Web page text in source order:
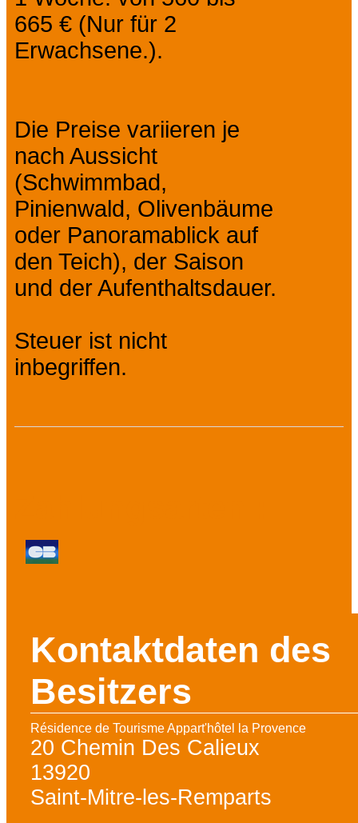
665 € (Nur für 2
Erwachsene.).
Die Preise variieren je
nach Aussicht
(Schwimmbad,
Pinienwald, Olivenbäume
oder Panoramablick auf
den Teich), der Saison
und der Aufenthaltsdauer.
Steuer ist nicht
inbegriffen.
Kontaktdaten des
Besitzers
Résidence de Tourisme Appart'hôtel la Provence
20 Chemin Des Calieux
13920
Saint-Mitre-les-Remparts